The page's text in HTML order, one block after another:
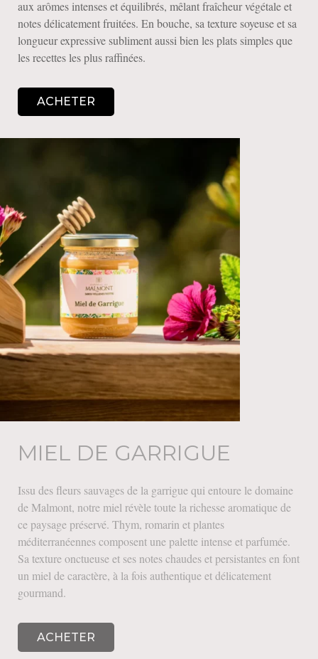
aux arômes intenses et équilibrés, mêlant fraîcheur végétale et
notes délicatement fruitées. En bouche, sa texture soyeuse et sa
longueur expressive subliment aussi bien les plats simples que
les recettes les plus raffinées.
ACHETER
MIEL DE GARRIGUE
Issu des fleurs sauvages de la garrigue qui entoure le domaine
de Malmont, notre miel révèle toute la richesse aromatique de
ce paysage préservé. Thym, romarin et plantes
méditerranéennes composent une palette intense et parfumée.
Sa texture onctueuse et ses notes chaudes et persistantes en font
un miel de caractère, à la fois authentique et délicatement
gourmand.
ACHETER